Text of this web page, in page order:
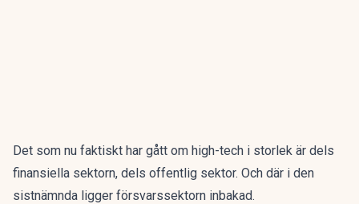
Det som nu faktiskt har gått om high-tech i storlek är dels
finansiella sektorn, dels offentlig sektor. Och där i den
sistnämnda ligger försvarssektorn inbakad.